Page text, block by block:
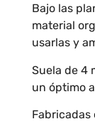
Bajo las
material
usarlas y
Suela de 4
un óptimo
Fabricadas